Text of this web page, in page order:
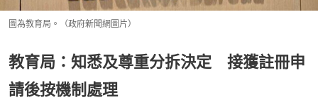
圖為教育局。（政府新聞網圖片）
教育局：知悉及尊重分拆決定 接獲註冊申
請後按機制處理